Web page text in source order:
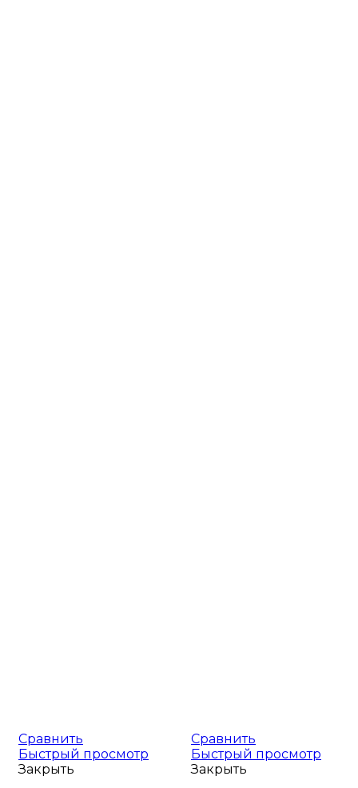
Сравнить
Быстрый просмотр
Закрыть
Сравнить
Быстрый просмотр
Закрыть